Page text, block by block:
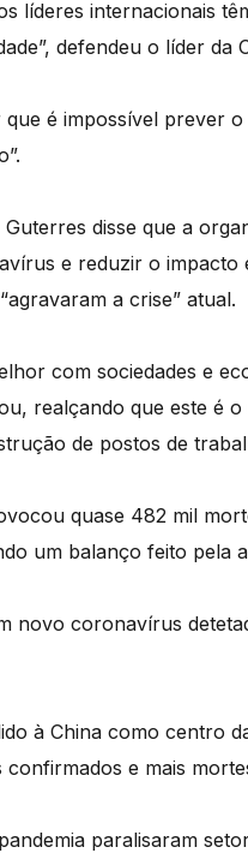
líderes internacionais
defendeu o líder da
é impossível prever
disse que a
e reduzir o impacto
a crise” atual.
com sociedades e
realçando que este é
de postos de
quase 482 mil
um balanço feito pela
novo coronavírus
à China como centro
e mais
paralisaram